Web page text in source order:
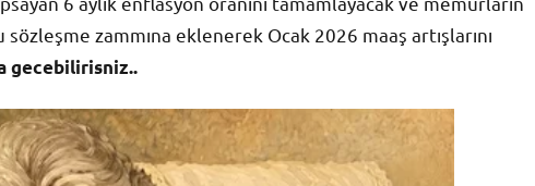
zammına eklenerek Ocak 2026 maaş artışlarını
gecebilirisniz..